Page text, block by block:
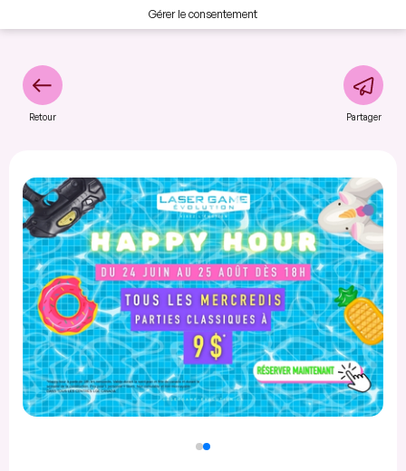
Gérer le consentement
Retour Partager